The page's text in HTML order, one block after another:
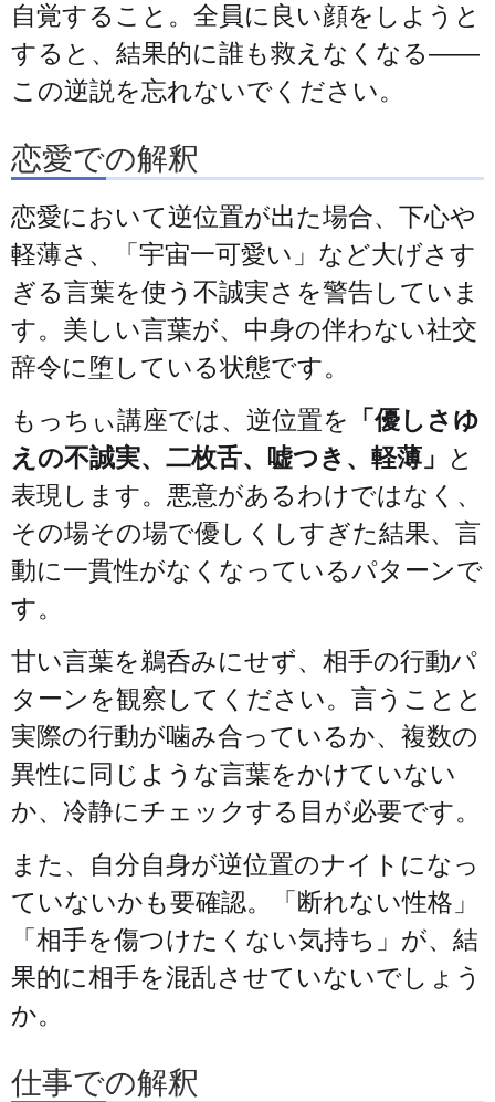
自覚すること。全員に良い顔をしようと
すると、結果的に誰も救えなくなる——
この逆説を忘れないでください。
恋愛での解釈
恋愛において逆位置が出た場合、下心や
軽薄さ、「宇宙一可愛い」など大げさす
ぎる言葉を使う不誠実さを警告していま
す。美しい言葉が、中身の伴わない社交
辞令に堕している状態です。
もっちぃ講座では、逆位置を
「優しさゆ
えの不誠実、二枚舌、嘘つき、軽薄」
と
表現します。悪意があるわけではなく、
その場その場で優しくしすぎた結果、言
動に一貫性がなくなっているパターンで
す。
甘い言葉を鵜呑みにせず、相手の行動パ
ターンを観察してください。言うことと
実際の行動が噛み合っているか、複数の
異性に同じような言葉をかけていない
か、冷静にチェックする目が必要です。
また、自分自身が逆位置のナイトになっ
ていないかも要確認。「断れない性格」
「相手を傷つけたくない気持ち」が、結
果的に相手を混乱させていないでしょう
か。
仕事での解釈